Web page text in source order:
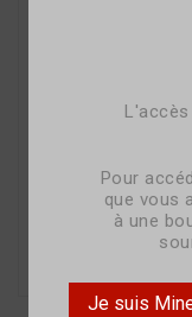
Pour
que vous
à une
Je suis